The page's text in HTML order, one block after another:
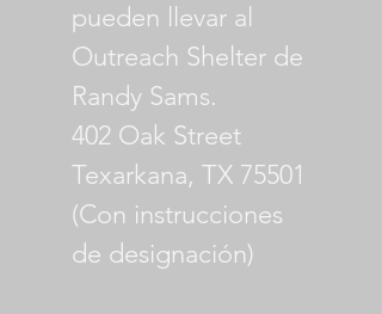
pueden llevar al
Outreach Shelter de
Randy Sams.
402 Oak Street
Texarkana, TX 75501
(Con instrucciones
de designación)